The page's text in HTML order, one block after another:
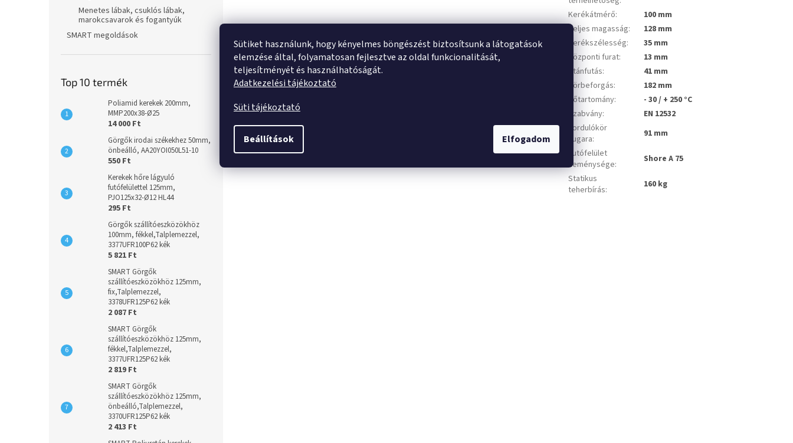
Sütiket használunk, hogy kényelmes böngészést biztosítsunk a látogatások
elemzése által, folyamatosan fejlesztve az oldal funkcionalitását,
teljesítményét és használhatóságát.
Adatkezelési tájékoztató
Süti tájékoztató
Beállítások Elfogadom
Menetes lábak, csuklós lábak,
marokcsavarok és fogantyúk
SMART megoldások
Top 10 termék
Poliamid kerekek 200mm,
MMP200x38-Ø25
14 000 Ft
Görgők irodai székekhez 50mm,
önbeálló, AA20YOI050L51-10
550 Ft
Kerekek hőre lágyuló
futófelülettel 125mm,
PJO125x32-Ø12 HL44
295 Ft
Görgők szállítóeszközökhöz
100mm, fékkel,Talplemezzel,
3377UFR100P62 kék
5 821 Ft
SMART Görgők
szállítóeszközökhöz 125mm,
fix,Talplemezzel,
3378UFR125P62 kék
2 087 Ft
SMART Görgők
szállítóeszközökhöz 125mm,
fékkel,Talplemezzel,
3377UFR125P62 kék
2 819 Ft
SMART Görgők
szállítóeszközökhöz 125mm,
önbeálló,Talplemezzel,
3370UFR125P62 kék
2 413 Ft
Kerékátmérő:
100 mm
Teljes magasság:
128 mm
Kerékszélesség:
35 mm
Központi furat:
13 mm
Utánfutás:
41 mm
Körbeforgás:
182 mm
Hőtartomány:
- 30 / + 250 °C
Szabvány:
EN 12532
Fordulókör
sugara:
91 mm
Futófelület
keménysége:
Shore A 75
Statikus
teherbírás: 160 kg